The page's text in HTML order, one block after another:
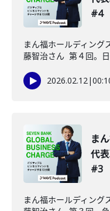
#4
まん福ホールディング
藤智治さん 第４回。日
2026.02.12|
ま
代
#3
まん福ホールディング